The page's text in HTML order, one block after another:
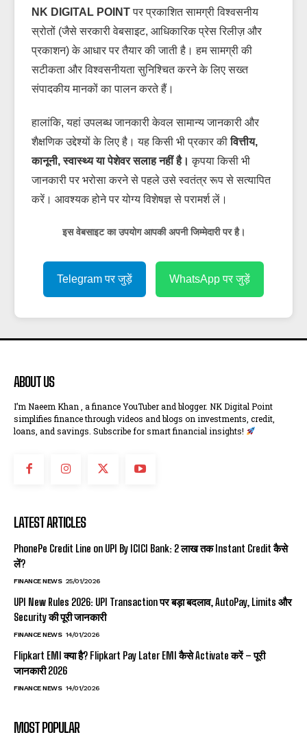
NK DIGITAL POINTपर प्रकाशित सामग्री विश्वसनीय
स्रोतों (जैसे सरकारी वेबसाइट, आधिकारिक प्रेस रिलीज़ और
प्रकाशन) के आधार पर तैयार की जाती है। हम सामग्री की
सटीकता और विश्वसनीयता सुनिश्चित करने के लिए सख्त
संपादकीय मानकों का पालन करते हैं।
हालांकि, यहां उपलब्ध जानकारी केवल सामान्य जानकारी और
शैक्षणिक उद्देश्यों के लिए है। यह किसी भी प्रकार कीवित्तीय,
कानूनी, स्वास्थ्य या पेशेवर सलाह नहीं है। कृपया किसी भी
जानकारी पर भरोसा करने से पहले उसे स्वतंत्र रूप से सत्यापित
करें। आवश्यक होने पर योग्य विशेषज्ञ से परामर्श लें।
इस वेबसाइट का उपयोग आपकी अपनी जिम्मेदारी पर है।
Telegram पर जुड़ें WhatsApp पर जुड़ें
ABOUT US
I’m Naeem Khan , a finance YouTuber and blogger. NK Digital Point
simplifies finance through videos and blogs on investments, credit,
loans, and savings. Subscribe for smart financial insights!
LATEST ARTICLES
PhonePe Credit Line on UPI By ICICI Bank: ₹2 लाख तक Instant Credit कैसे
लें?
FINANCE NEWS 25/01/2026
UPI New Rules 2026: UPI Transaction पर बड़ा बदलाव, AutoPay, Limits और
Security की पूरी जानकारी
FINANCE NEWS 14/01/2026
Flipkart EMI क्या है? Flipkart Pay Later EMI कैसे Activate करें – पूरी
जानकारी 2026
FINANCE NEWS 14/01/2026
MOST POPULAR